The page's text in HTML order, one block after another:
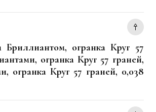
огранка Круг 57
огранка Круг 57 граней,
огранка Круг 57 граней, 0,038